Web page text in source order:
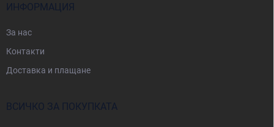
ИНФОРМАЦИЯ
За нас
Контакти
Доставка и плащане
ВСИЧКО ЗА ПОКУПКАТА